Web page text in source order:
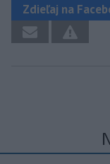
Zdieľaj na